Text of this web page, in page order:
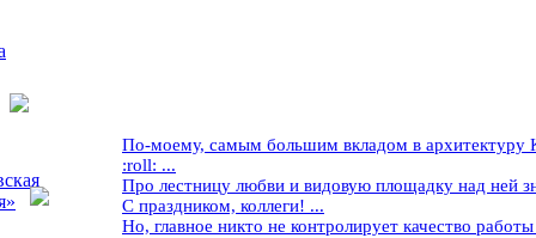
По-моему, самым большим вкладом в архитектуру
:roll: ...
Про лестницу любви и видовую площадку над ней
С праздником, коллеги! ...
Но, главное никто не контролирует качество